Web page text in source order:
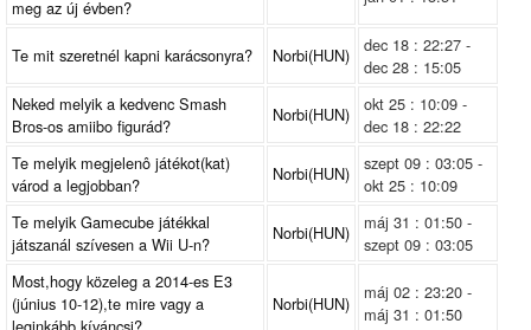
meg az új évben?
Te mit szeretnél kapni karácsonyra? Norbi(HUN)
dec 18 : 22:27 -
dec 28 : 15:05
Neked melyik a kedvenc Smash
Bros-os amiibo figurád?
Norbi(HUN)
okt 25 : 10:09 -
dec 18 : 22:22
Te melyik megjelenô játékot(kat)
várod a legjobban?
Norbi(HUN)
szept 09 : 03:05 -
okt 25 : 10:09
Te melyik Gamecube játékkal
játszanál szívesen a Wii U-n?
Norbi(HUN)
máj 31 : 01:50 -
szept 09 : 03:05
Most,hogy közeleg a 2014-es E3
(június 10-12),te mire vagy a
Norbi(HUN)
máj 02 : 23:20 -
máj 31 : 01:50